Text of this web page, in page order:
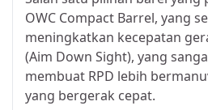
OWC Compact Barrel, yang
meningkatkan kecepatan
(Aim Down Sight), yang
membuat RPD lebih
yang bergerak cepat.